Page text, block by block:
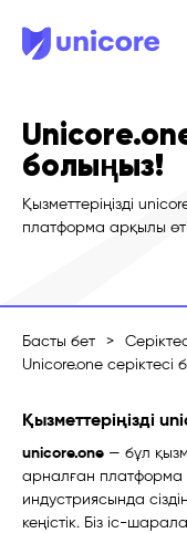
болыңыз!
Қызметтеріңізді
платформа арқылы
Басты бет >
Unicore.one серіктесі
Қызметтеріңізді
unicore.one — бұл
арналған
индустриясында
кеңістік. Біз іс-